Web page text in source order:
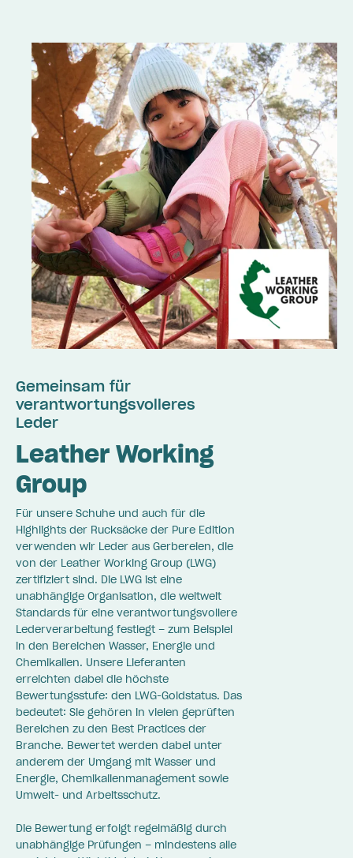
Gemeinsam für
verantwortungsvolleres
Leder
Leather Working
Group
Für unsere Schuhe und auch für die
Highlights der Rucksäcke der Pure Edition
verwenden wir Leder aus Gerbereien, die
von der Leather Working Group (LWG)
zertifiziert sind. Die LWG ist eine
unabhängige Organisation, die weltweit
Standards für eine verantwortungsvollere
Lederverarbeitung festlegt – zum Beispiel
in den Bereichen Wasser, Energie und
Chemikalien. Unsere Lieferanten
erreichten dabei die höchste
Bewertungsstufe: den LWG-Goldstatus. Das
bedeutet: Sie gehören in vielen geprüften
Bereichen zu den Best Practices der
Branche. Bewertet werden dabei unter
anderem der Umgang mit Wasser und
Energie, Chemikalienmanagement sowie
Umwelt- und Arbeitsschutz.
Die Bewertung erfolgt regelmäßig durch
unabhängige Prüfungen – mindestens alle